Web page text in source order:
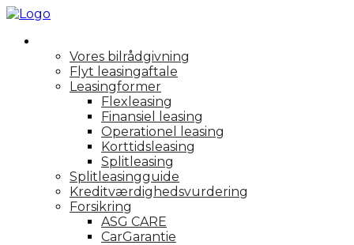
Vores bilrådgivning
Flyt leasingaftale
Leasingformer
Flexleasing
Finansiel leasing
Operationel leasing
Korttidsleasing
Splitleasing
Splitleasingguide
Kreditværdighedsvurdering
Forsikring
ASG CARE
CarGarantie